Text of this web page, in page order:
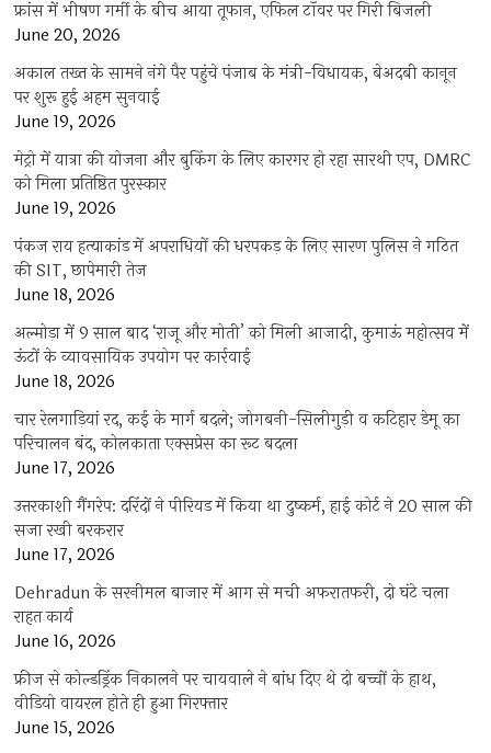
फ्रांस में भीषण गर्मी के बीच आया तूफान, एफिल टॉवर पर गिरी बिजली
June 20, 2026
अकाल तख्त के सामने नंगे पैर पहुंचे पंजाब के मंत्री-विधायक, बेअदबी कानून
पर शुरू हुई अहम सुनवाई
June 19, 2026
मेट्रो में यात्रा की योजना और बुकिंग के लिए कारगर हो रहा सारथी एप, DMRC
को मिला प्रतिष्ठित पुरस्कार
June 19, 2026
पंकज राय हत्याकांड में अपराधियों की धरपकड़ के लिए सारण पुलिस ने गठित
की SIT, छापेमारी तेज
June 18, 2026
अल्मोड़ा में 9 साल बाद ‘राजू और मोती’ को मिली आजादी, कुमाऊं महोत्सव में
ऊंटों के व्यावसायिक उपयोग पर कार्रवाई
June 18, 2026
चार रेलगाड़ियां रद, कई के मार्ग बदले; जोगबनी-सिलीगुड़ी व कटिहार डेमू का
परिचालन बंद, कोलकाता एक्सप्रेस का रूट बदला
June 17, 2026
उत्तरकाशी गैंगरेप: दरिंदों ने पीरियड में किया था दुष्कर्म, हाई कोर्ट ने 20 साल की
सजा रखी बरकरार
June 17, 2026
Dehradun के सरनीमल बाजार में आग से मची अफरातफरी, दो घंटे चला
राहत कार्य
June 16, 2026
फ्रीज से कोल्डड्रिंक निकालने पर चायवाले ने बांध दिए थे दो बच्चों के हाथ,
वीडियो वायरल होते ही हुआ गिरफ्तार
June 15, 2026